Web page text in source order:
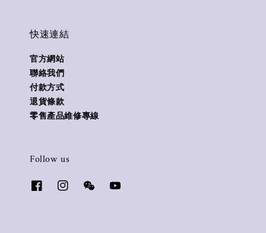
快速連結
官方網站
聯絡我們
付款方式
退貨條款
零售產品維修專線
Follow us